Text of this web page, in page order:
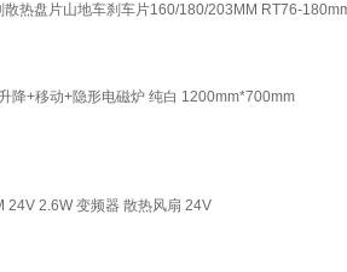
热盘片山地车刹车片160/180/203MM RT76-
降+移动+隐形电磁炉 纯白 1200mm*700mm
24V 2.6W 变频器 散热风扇 24V